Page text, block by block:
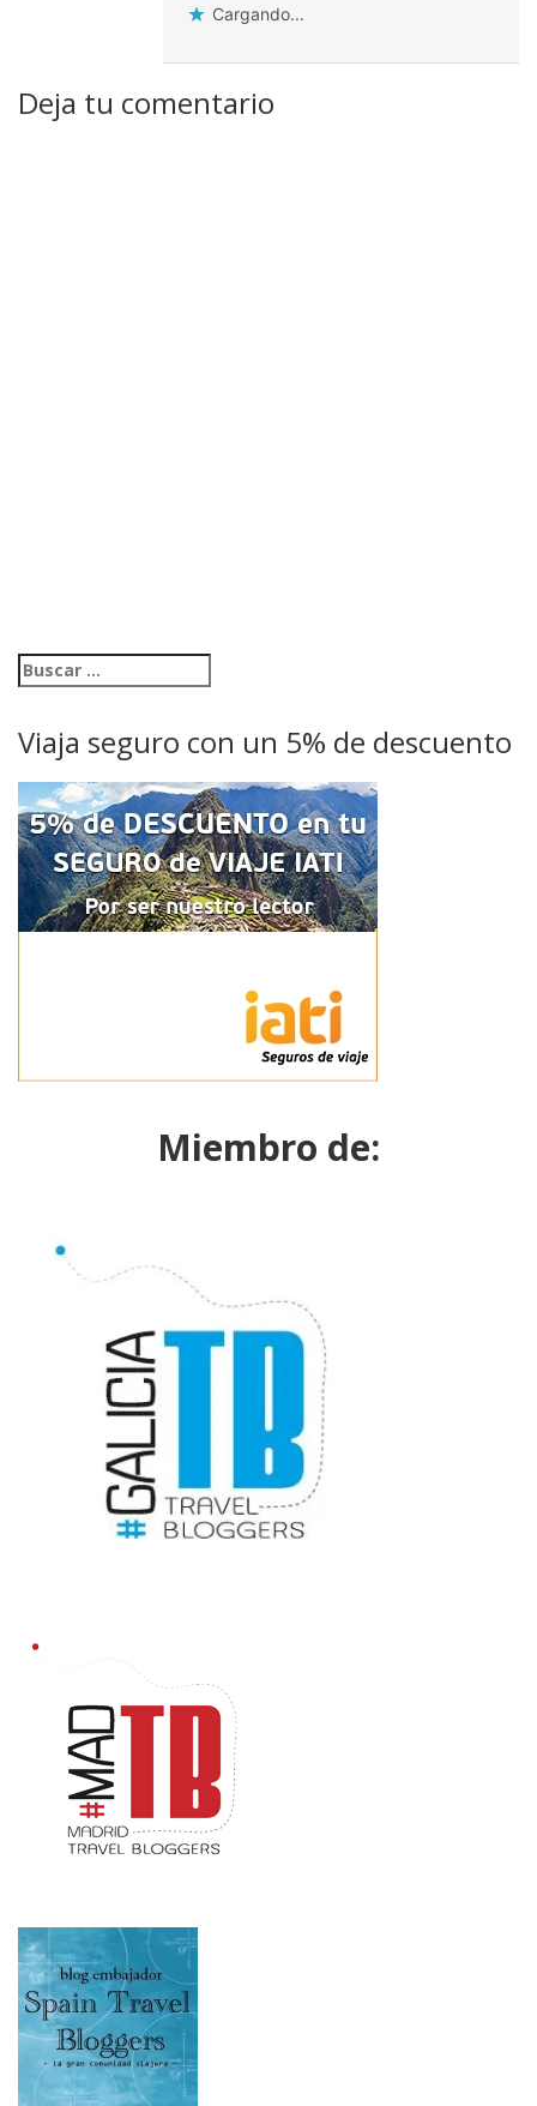
Cargando...
Deja tu comentario
Viaja seguro con un 5% de descuento
Miembro de: